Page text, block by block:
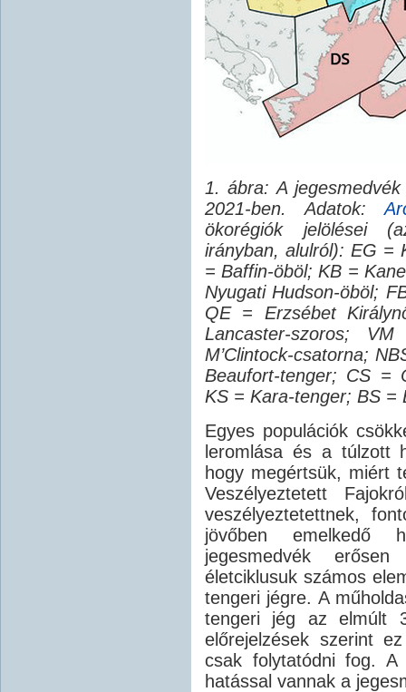
1. ábra: A
2021-ben. Adatok:
ökorégiók jelölései
irányban, alulról): EG =
= Baffin-öböl; KB =
Nyugati Hudson-öböl;
QE = Erzsébet
Lancaster-szoros;
M’Clintock-csatorna;
Beaufort-tenger; CS =
KS = Kara-tenger; BS =
Egyes populációk
leromlása és a túlzott
hogy megértsük, miért
Veszélyeztetett
veszélyeztetettnek,
jövőben emelkedő
jegesmedvék
életciklusuk számos
tengeri jégre. A
tengeri jég az elmúlt
előrejelzések szerint
csak folytatódni fog.
hatással vannak a